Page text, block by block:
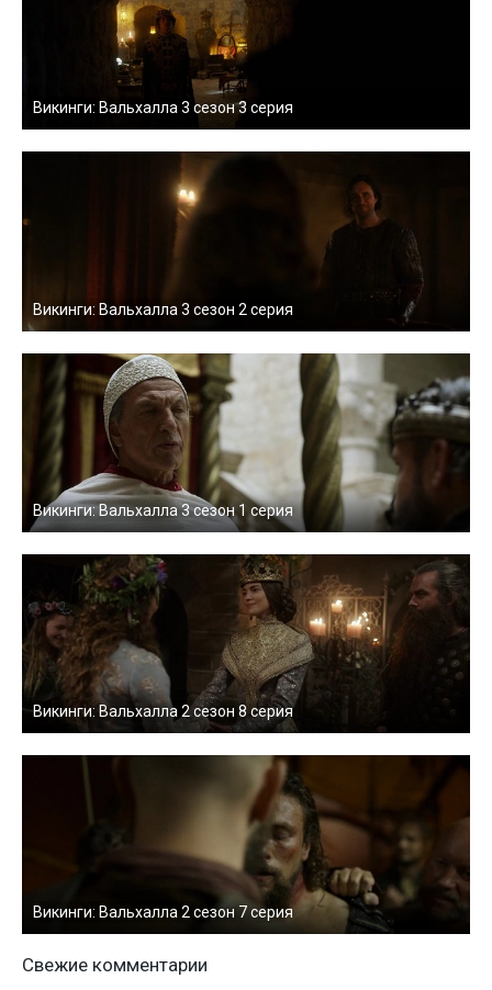
Викинги: Вальхалла 3 сезон 3 серия
Викинги: Вальхалла 3 сезон 2 серия
Викинги: Вальхалла 3 сезон 1 серия
Викинги: Вальхалла 2 сезон 8 серия
Викинги: Вальхалла 2 сезон 7 серия
Свежие комментарии